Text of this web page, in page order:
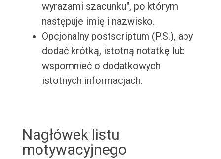
wyrazami szacunku", po którym
następuje imię i nazwisko.
Opcjonalny postscriptum (P.S.), aby
dodać krótką, istotną notatkę lub
wspomnieć o dodatkowych
istotnych informacjach.
Nagłówek listu
motywacyjnego